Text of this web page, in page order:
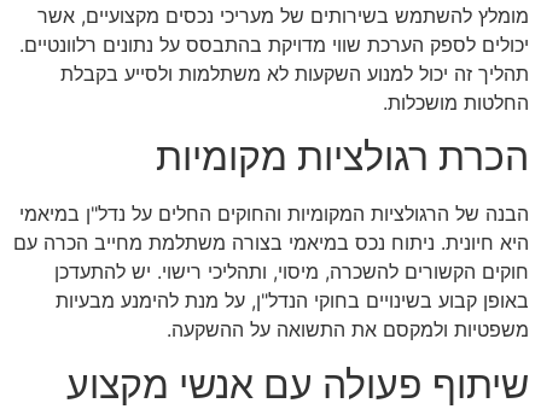
מומלץ להשתמש בשירותים של מעריכי נכסים מקצועיים, אשר
יכולים לספק הערכת שווי מדויקת בהתבסס על נתונים רלוונטיים.
תהליך זה יכול למנוע השקעות לא משתלמות ולסייע בקבלת
החלטות מושכלות.
הכרת רגולציות מקומיות
הבנה של הרגולציות המקומיות והחוקים החלים על נדל"ן במיאמי
היא חיונית. ניתוח נכס במיאמי בצורה משתלמת מחייב הכרה עם
חוקים הקשורים להשכרה, מיסוי, ותהליכי רישוי. יש להתעדכן
באופן קבוע בשינויים בחוקי הנדל"ן, על מנת להימנע מבעיות
משפטיות ולמקסם את התשואה על ההשקעה.
שיתוף פעולה עם אנשי מקצוע